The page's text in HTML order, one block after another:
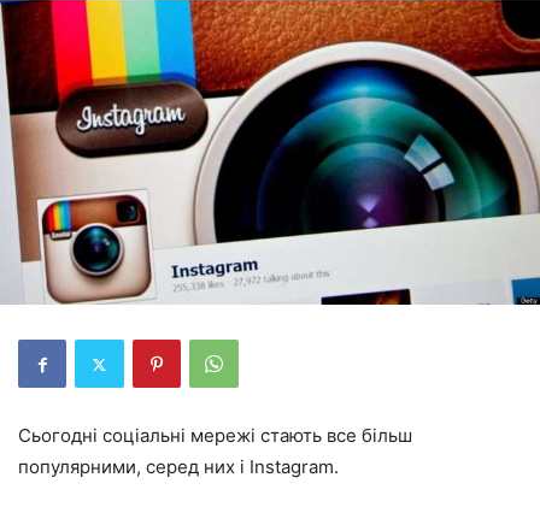
Сьогодні соціальні мережі стають все більш
популярними, серед них і Instagram.